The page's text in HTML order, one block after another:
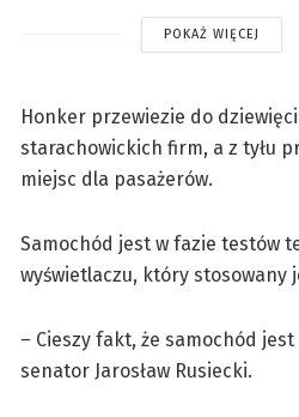
POKAŻ WIĘCEJ
Honker przewiezie do
starachowickich firm, a z tyłu
miejsc dla pasażerów.
Samochód jest w fazie testów
wyświetlaczu, który stosowany
– Cieszy fakt, że samochód
senator Jarosław Rusiecki.